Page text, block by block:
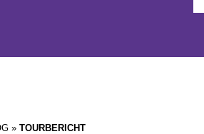
» TOURBERICHT